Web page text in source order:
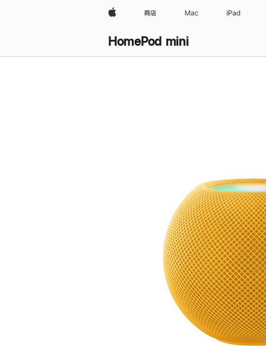
Apple 商店 Mac iPad
HomePod mini